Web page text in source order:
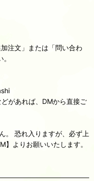
注文」または「問い合わ
があれば、DMから直接ご
。 恐れ入りますが、必ず上
よりお願いいたします。